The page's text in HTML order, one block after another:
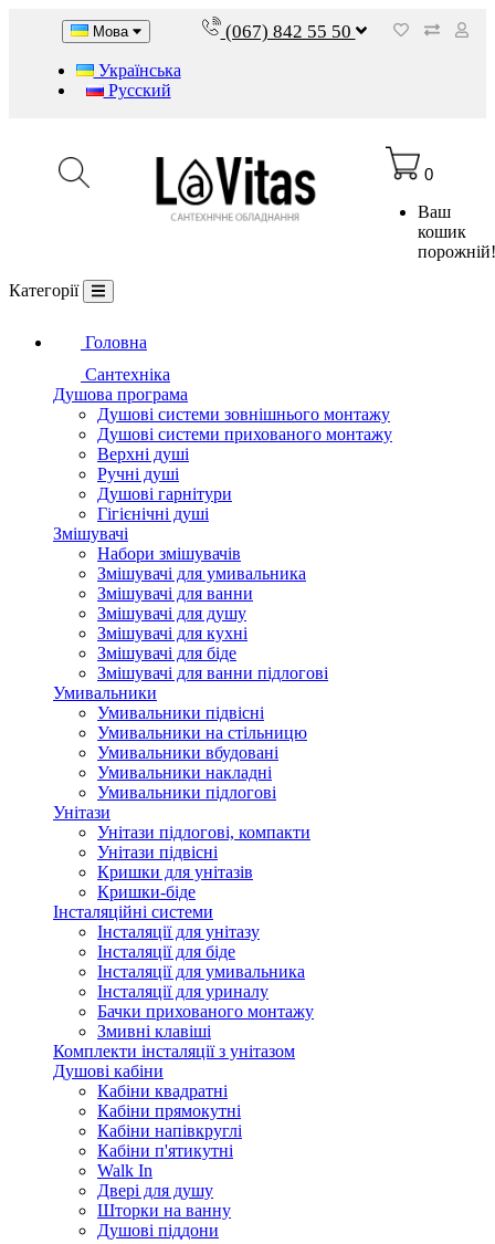
Мова
Українська
Русский
(067) 842 55 50
0
Ваш
кошик
Категорії
Головна
Сантехніка
Душова програма
Душові системи зовнішнього монтажу
Душові системи прихованого монтажу
Верхні душі
Ручні душі
Душові гарнітури
Гігієнічні душі
Змішувачі
Набори змішувачів
Змішувачі для умивальника
Змішувачі для ванни
Змішувачі для душу
Змішувачі для кухні
Змішувачі для біде
Змішувачі для ванни підлогові
Умивальники
Умивальники підвісні
Умивальники на стільницю
Умивальники вбудовані
Умивальники накладні
Умивальники підлогові
Унітази
Унітази підлогові, компакти
Унітази підвісні
Кришки для унітазів
Кришки-біде
Інсталяційні системи
Інсталяції для унітазу
Інсталяції для біде
Інсталяції для умивальника
Інсталяції для уриналу
Бачки прихованого монтажу
Змивні клавіші
Комплекти інсталяції з унітазом
Душові кабіни
Кабіни квадратні
Кабіни прямокутні
Кабіни напівкруглі
Кабіни п'ятикутні
Walk In
Двері для душу
Шторки на ванну
Душові піддони